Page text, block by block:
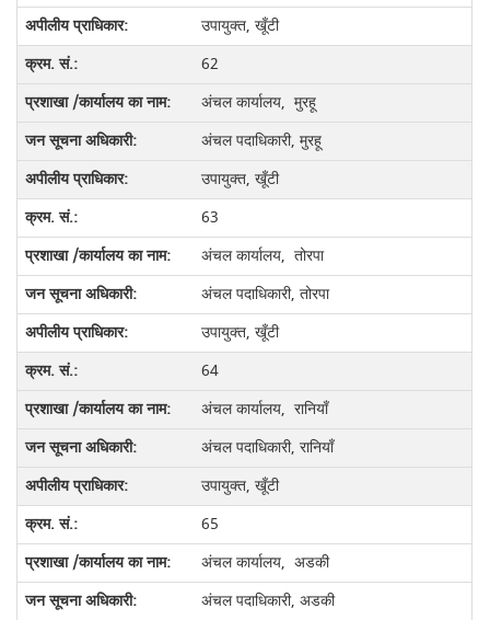
उपायुक्त, खूँटी
62
अंचल कार्यालय, मुरहू
अंचल पदाधिकारी, मुरहू
उपायुक्त, खूँटी
63
अंचल कार्यालय, तोरपा
अंचल पदाधिकारी, तोरपा
उपायुक्त, खूँटी
64
अंचल कार्यालय, रानियाँ
अंचल पदाधिकारी, रानियाँ
उपायुक्त, खूँटी
65
अंचल कार्यालय, अडकी
अंचल पदाधिकारी, अडकी